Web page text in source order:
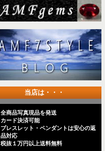
当店は・・・
全商品写真現品を発送
カード決済可能
ブレスレット・ペンダントは安心の返
品対応
税抜１万円以上送料無料